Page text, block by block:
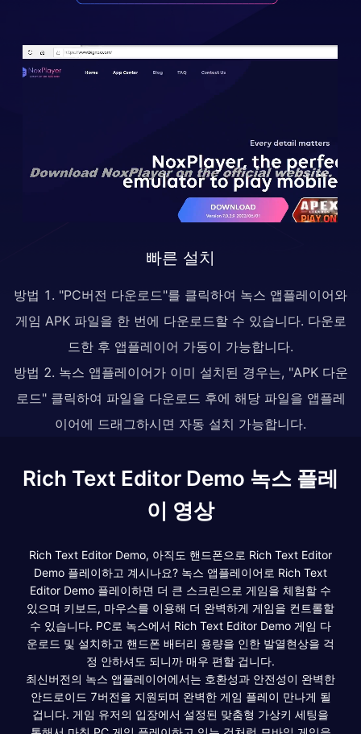
빠른 설치
방법 1. "PC버전 다운로드"를 클릭하여 녹스 앱플레이어와
게임 APK 파일을 한 번에 다운로드할 수 있습니다. 다운로
드한 후 앱플레이어 가동이 가능합니다.
방법 2. 녹스 앱플레이어가 이미 설치된 경우는, "APK 다운
로드" 클릭하여 파일을 다운로드 후에 해당 파일을 앱플레
이어에 드래그하시면 자동 설치 가능합니다.
Rich Text Editor Demo 녹스 플레
이 영상
Rich Text Editor Demo, 아직도 핸드폰으로 Rich Text Editor
Demo 플레이하고 계시나요? 녹스 앱플레이어로 Rich Text
Editor Demo 플레이하면 더 큰 스크린으로 게임을 체험할 수
있으며 키보드, 마우스를 이용해 더 완벽하게 게임을 컨트롤할
수 있습니다. PC로 녹스에서 Rich Text Editor Demo 게임 다
운로드 및 설치하고 핸드폰 배터리 용량을 인한 발열현상을 걱
정 안하셔도 되니까 매우 편할 겁니다.
최신버전의 녹스 앱플레이어에서는 호환성과 안전성이 완벽한
안드로이드 7버전을 지원되며 완벽한 게임 플레이 만나게 될
겁니다. 게임 유저의 입장에서 설정된 맞춤형 가상키 세팅을